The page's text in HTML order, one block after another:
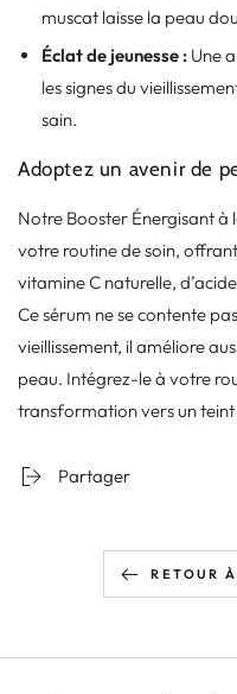
muscat laisse la peau
Éclat de jeunesse : Une
les signes du
sain.
Adoptez un avenir de
Notre Booster Énergisant à
votre routine de soin,
vitamine C naturelle,
Ce sérum ne se contente
vieillissement, il améliore
peau. Intégrez-le à votre
transformation vers un teint
Partager
RETOUR